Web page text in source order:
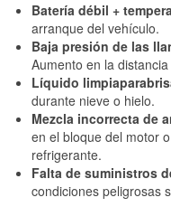
Batería débil +
arranque del vehículo.
Baja presión de las
Aumento en la
Líquido
durante nieve o hielo.
Mezcla incorrecta de
en el bloque del motor
refrigerante.
Falta de suministros
condiciones peligrosas